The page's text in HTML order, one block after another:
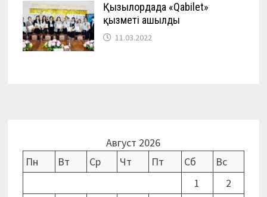
Қызылордада «Qabilet»
қызметі ашылды
11.03.2022
Август 2026
Пн
Вт Ср Чт Пт Сб
Вс
1
2